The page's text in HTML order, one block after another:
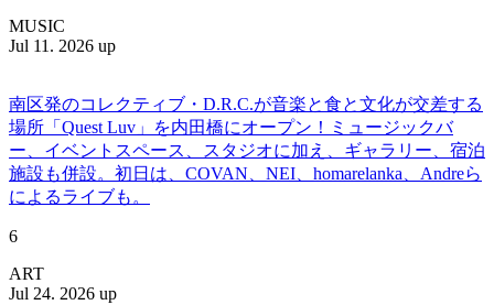
MUSIC
Jul 11. 2026 up
南区発のコレクティブ・D.R.C.が⾳楽と⾷と⽂化が交差する
場所「Quest Luv」を内田橋にオープン！ミュージックバ
ー、イベントスペース、スタジオに加え、ギャラリー、宿泊
施設も併設。初日は、COVAN、NEI、homarelanka、Andreら
によるライブも。
6
ART
Jul 24. 2026 up